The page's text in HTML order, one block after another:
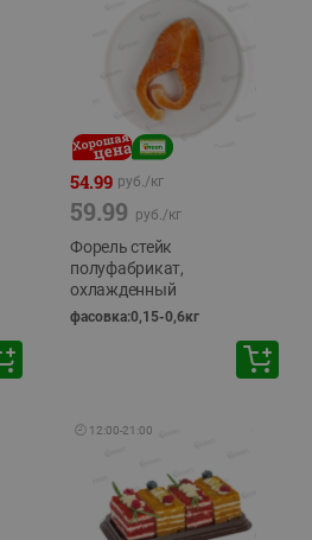
54.99 руб./кг
59.99 руб./кг
Форель стейк
полуфабрикат,
охлажденный
фасовка:0,15-0,6кг
🕘 12:00-21:00